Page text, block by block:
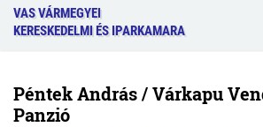
VAS VÁRMEGYEI
KERESKEDELMI ÉS IPARKAMARA
Péntek András / Várkapu
Panzió